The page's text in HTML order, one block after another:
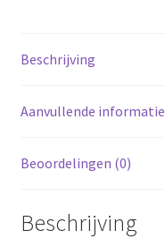
Beschrijving
Aanvullende informatie
Beoordelingen (0)
Beschrijving